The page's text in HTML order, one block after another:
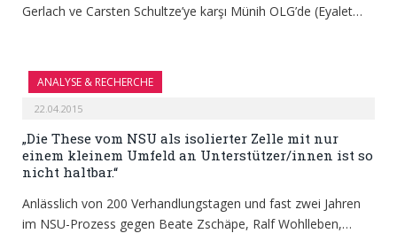
Gerlach ve Carsten Schultze’ye karşı Münih OLG’de (Eyalet…
ANALYSE & RECHERCHE
22.04.2015
„Die These vom NSU als isolierter Zelle mit nur
einem kleinem Umfeld an Unterstützer/innen ist so
nicht haltbar.“
Anlässlich von 200 Verhandlungstagen und fast zwei Jahren
im NSU-Prozess gegen Beate Zschäpe, Ralf Wohlleben,…